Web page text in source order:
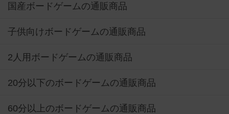
国産ボードゲームの通販商品
子供向けボードゲームの通販商品
2人用ボードゲームの通販商品
20分以下のボードゲームの通販商品
60分以上のボードゲームの通販商品